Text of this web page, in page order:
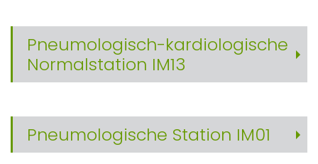
Pneumologisch-kardiologische
Normalstation IM13
Pneumologische Station IM01